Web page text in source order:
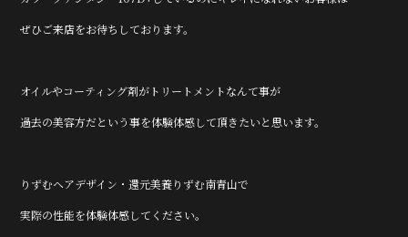
ぜひご来店をお待ちしております。
オイルやコーティング剤がトリートメントなんて事が
過去の美容方だという事を体験体感して頂きたいと思います。
りずむヘアデザイン・還元美養りずむ南青山で
実際の性能を体験体感してください。